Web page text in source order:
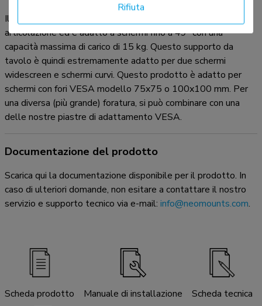
Il supporto FPMA-D960DVBLACKPLUS ha tre punti di
articolazione ed è adatto a schermi fino a 49" con una
capacità massima di carico di 15 kg. Questo supporto da
tavolo è quindi estremamente adatto per due schermi
widescreen e schermi curvi. Questo prodotto è adatto per
schermi con fori VESA modello 75x75 o 100x100 mm. Per
una diversa (più grande) foratura, si può combinare con una
delle nostre piastre di adattamento VESA.
Documentazione del prodotto
Scarica qui la documentazione disponibile per il prodotto. In
caso di ulteriori domande, non esitare a contattare il nostro
servizio e supporto tecnico via e-mail: info@neomounts.com.
Scheda prodotto Manuale di installazione Scheda tecnica
Rifiuta